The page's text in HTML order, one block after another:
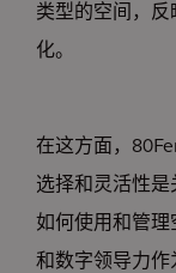
类型的空间，
化。
在这方面，
选择和灵活性是
如何使用和管理
和数字领导力作